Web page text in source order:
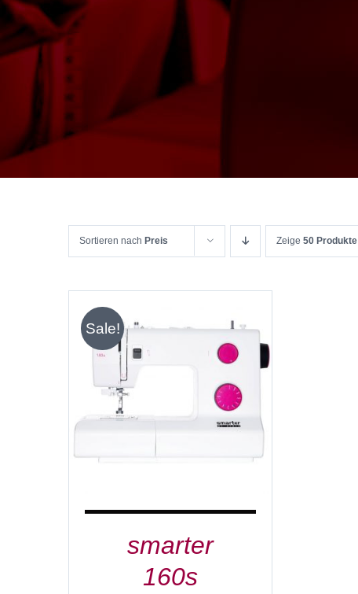
Sortieren nach Preis Zeige 50 Produkte
Sale!
IN DEN WARENKORB
/
smarter
160s